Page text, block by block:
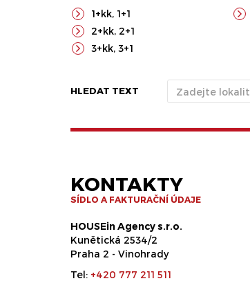
1+kk, 1+1
2+kk, 2+1
3+kk, 3+1
HLEDAT TEXT
KONTAKTY
SÍDLO A FAKTURAČNÍ ÚDAJE
HOUSEin Agency s.r.o.
Kunětická 2534/2
Praha 2 - Vinohrady
Tel: +420 777 211 511